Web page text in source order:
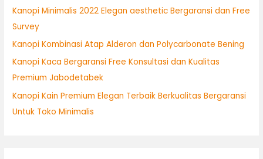
k
:
Kanopi Minimalis 2022 Elegan aesthetic Bergaransi dan Free
Survey
Kanopi Kombinasi Atap Alderon dan Polycarbonate Bening
Kanopi Kaca Bergaransi Free Konsultasi dan Kualitas
Premium Jabodetabek
Kanopi Kain Premium Elegan Terbaik Berkualitas Bergaransi
Untuk Toko Minimalis